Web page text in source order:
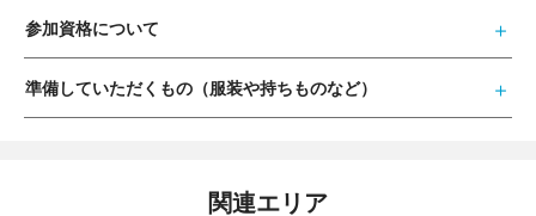
参加資格について
準備していただくもの（服装や持ちものなど）
関連エリア